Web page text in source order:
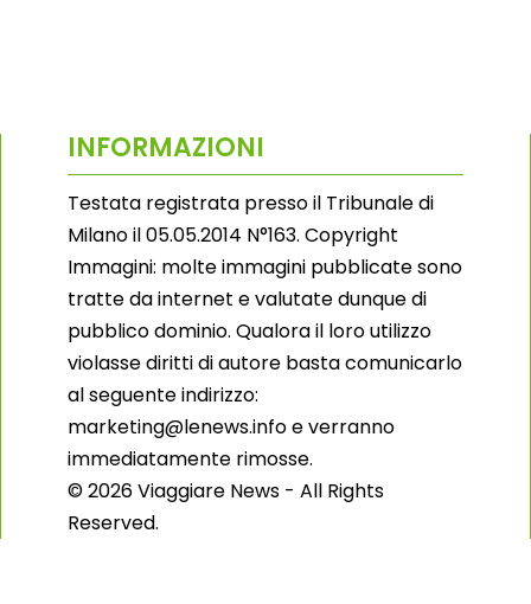
INFORMAZIONI
Testata registrata presso il Tribunale di
Milano il 05.05.2014 N°163. Copyright
Immagini: molte immagini pubblicate sono
tratte da internet e valutate dunque di
pubblico dominio. Qualora il loro utilizzo
violasse diritti di autore basta comunicarlo
al seguente indirizzo:
marketing@lenews.info e verranno
immediatamente rimosse.
© 2026 Viaggiare News - All Rights
Reserved.